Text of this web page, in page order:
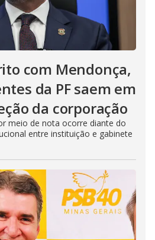
com Mendonça,
da PF saem em
da corporação
meio de nota ocorre diante do
entre instituição e gabinete